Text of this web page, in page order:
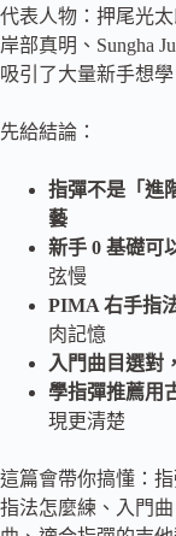
代表人物：押尾光太
岸部真明、Sungha
吸引了大量新手想學
先給結論：
指彈不是「進
藝
新手 0 基礎可
弦慢
PIMA 右手指
肉記憶
入門曲目選對
學指彈推薦用
現更清楚
這篇會帶你搞懂：
指法怎麼練、入門